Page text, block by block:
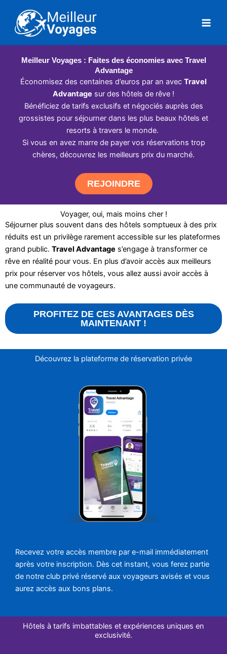
contenu
Meilleur Voyages : Faites des économies avec Travel
Advantage
Économisez des centaines d’euros par an avec Travel
Advantage sur des hôtels de rêve !
Bénéficiez de tarifs exclusifs et négociés auprès des
grossistes pour séjourner dans les plus beaux hôtels et
resorts à travers le monde.
Si vous en avez marre de payer vos réservations trop
chères, découvrez les meilleurs prix du marché.
REJOINDRE
Voyager, oui, mais moins cher !
Séjourner plus souvent dans des hôtels somptueux à des prix
réduits est un privilège rarement accessible sur les plateformes
grand public. Travel Advantage s’engage à transformer ce
rêve en réalité pour vous. En plus d’avoir accès aux meilleurs
prix pour réserver vos hôtels, vous allez aussi avoir accès à
une communauté de voyageurs.
PROFITEZ DE CES AVANTAGES DÈS
MAINTENANT !
Découvrez la plateforme de réservation privée
Recevez votre accès membre par e-mail immédiatement
après votre inscription. Dès cet instant, vous ferez partie
de notre club privé réservé aux voyageurs avisés et vous
aurez accès aux bons plans.
Hôtels à tarifs imbattables et expériences uniques en
exclusivité.